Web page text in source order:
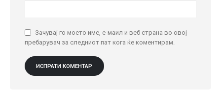
Зачувај го моето име, е-маил и веб страна во овој
пребарувач за следниот пат кога ќе коментирам.